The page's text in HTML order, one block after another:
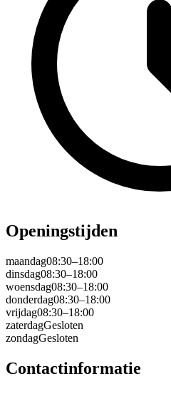
Openingstijden
maandag08:30–18:00
dinsdag08:30–18:00
woensdag08:30–18:00
donderdag08:30–18:00
vrijdag08:30–18:00
zaterdagGesloten
zondagGesloten
Contactinformatie